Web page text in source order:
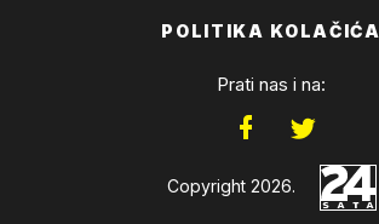
POLITIKA KOLAČIĆA
Prati nas i na:
Copyright 2026.